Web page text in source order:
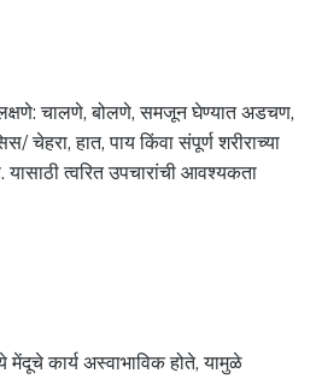
चालणे, बोलणे, समजून घेण्यात अडचण,
चेहरा, हात, पाय किंवा संपूर्ण शरीराच्या
यासाठी त्वरित उपचारांची आवश्यकता
मेंदूचे कार्य अस्वाभाविक होते, यामुळे